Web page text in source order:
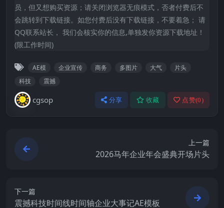
员，但又想购买资源；请关闭浏览器无痕模式，否者付费后不
会跳转到下载链接。如您付费后没有下载链接，不要着急； 请
QQ联系站长， 我们会核实你的信息,单独发你资源下载地址！
(限工作时间)
AE模 企业宣传 商务 多图片 大气
片头
科技
震撼
cgsop 分享 收藏 点赞(0)
上一篇
2026马年企业年会盛典开场片头
下一篇
震撼科技时间线时间轴企业大事记AE模板